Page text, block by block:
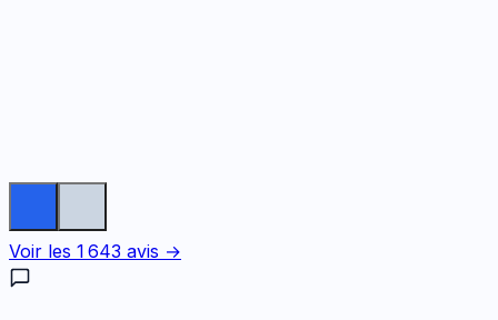
Voir les 1 643 avis →